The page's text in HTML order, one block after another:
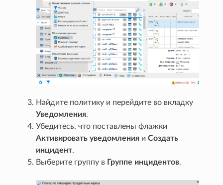
Найдите политику и перейдите во вкладку
Уведомления.
Убедитесь, что поставлены флажки
Активировать уведомления иСоздать
инцидент.
Выберите группу в Группе инцидентов.